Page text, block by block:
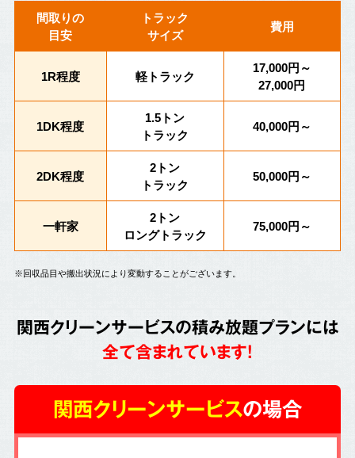
間取りの
目安
トラック
サイズ
費用
1R程度 軽トラック
17,000円～
27,000円
1DK程度
1.5トン
トラック
40,000円～
2DK程度
2トン
トラック
50,000円～
一軒家
2トン
ロングトラック
75,000円～
※回収品目や搬出状況により変動することがございます。
関西クリーンサービスの積み放題プランには
全て含まれています!
関西クリーンサービスの場合